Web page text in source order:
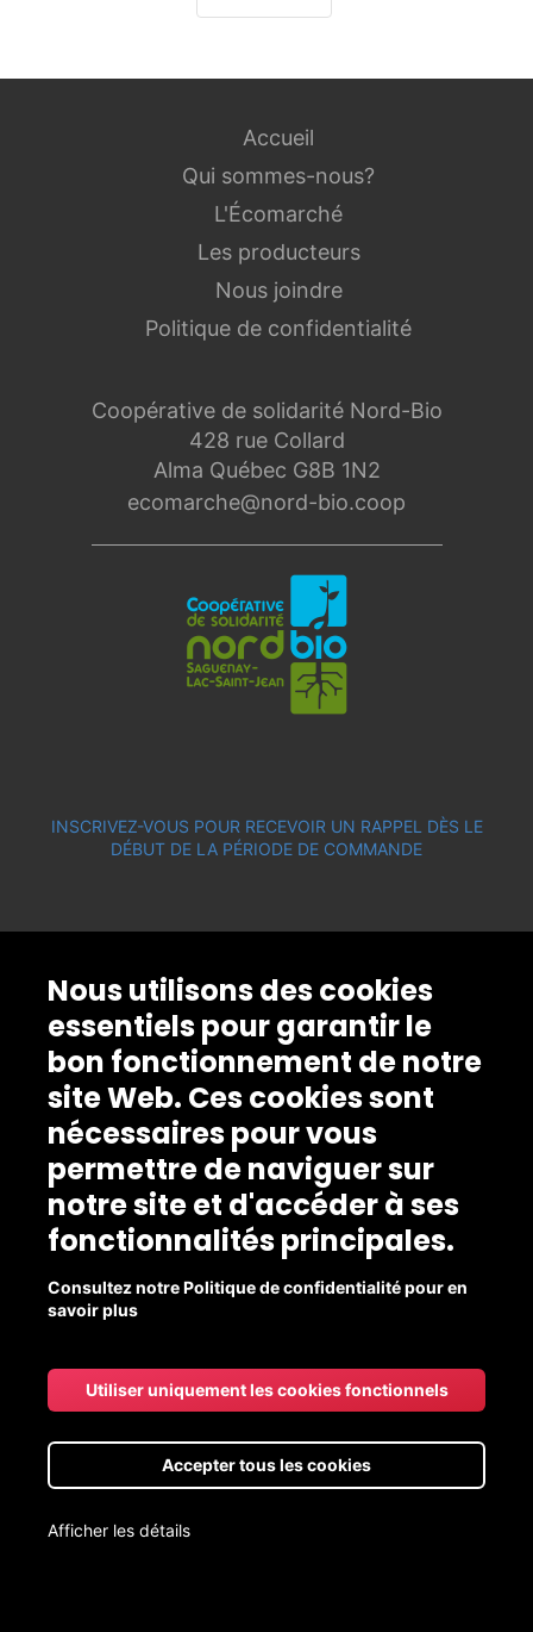
Coopérative de solidarité Nord-Bio
428 rue Collard
Alma Québec G8B 1N2
ecomarche@nord-bio.coop
Accueil
Qui sommes-nous?
L'Écomarché
Les producteurs
Nous joindre
Politique de confidentialité
INSCRIVEZ-VOUS POUR RECEVOIR UN RAPPEL DÈS LE
DÉBUT DE LA PÉRIODE DE COMMANDE
Nous utilisons des cookies
essentiels pour garantir le
bon fonctionnement de notre
site Web. Ces cookies sont
nécessaires pour vous
permettre de naviguer sur
notre site et d'accéder à ses
fonctionnalités principales.
Consultez notre Politique de confidentialité pour en
savoir plus
Utiliser uniquement les cookies fonctionnels
Accepter tous les cookies
Afficher les détails